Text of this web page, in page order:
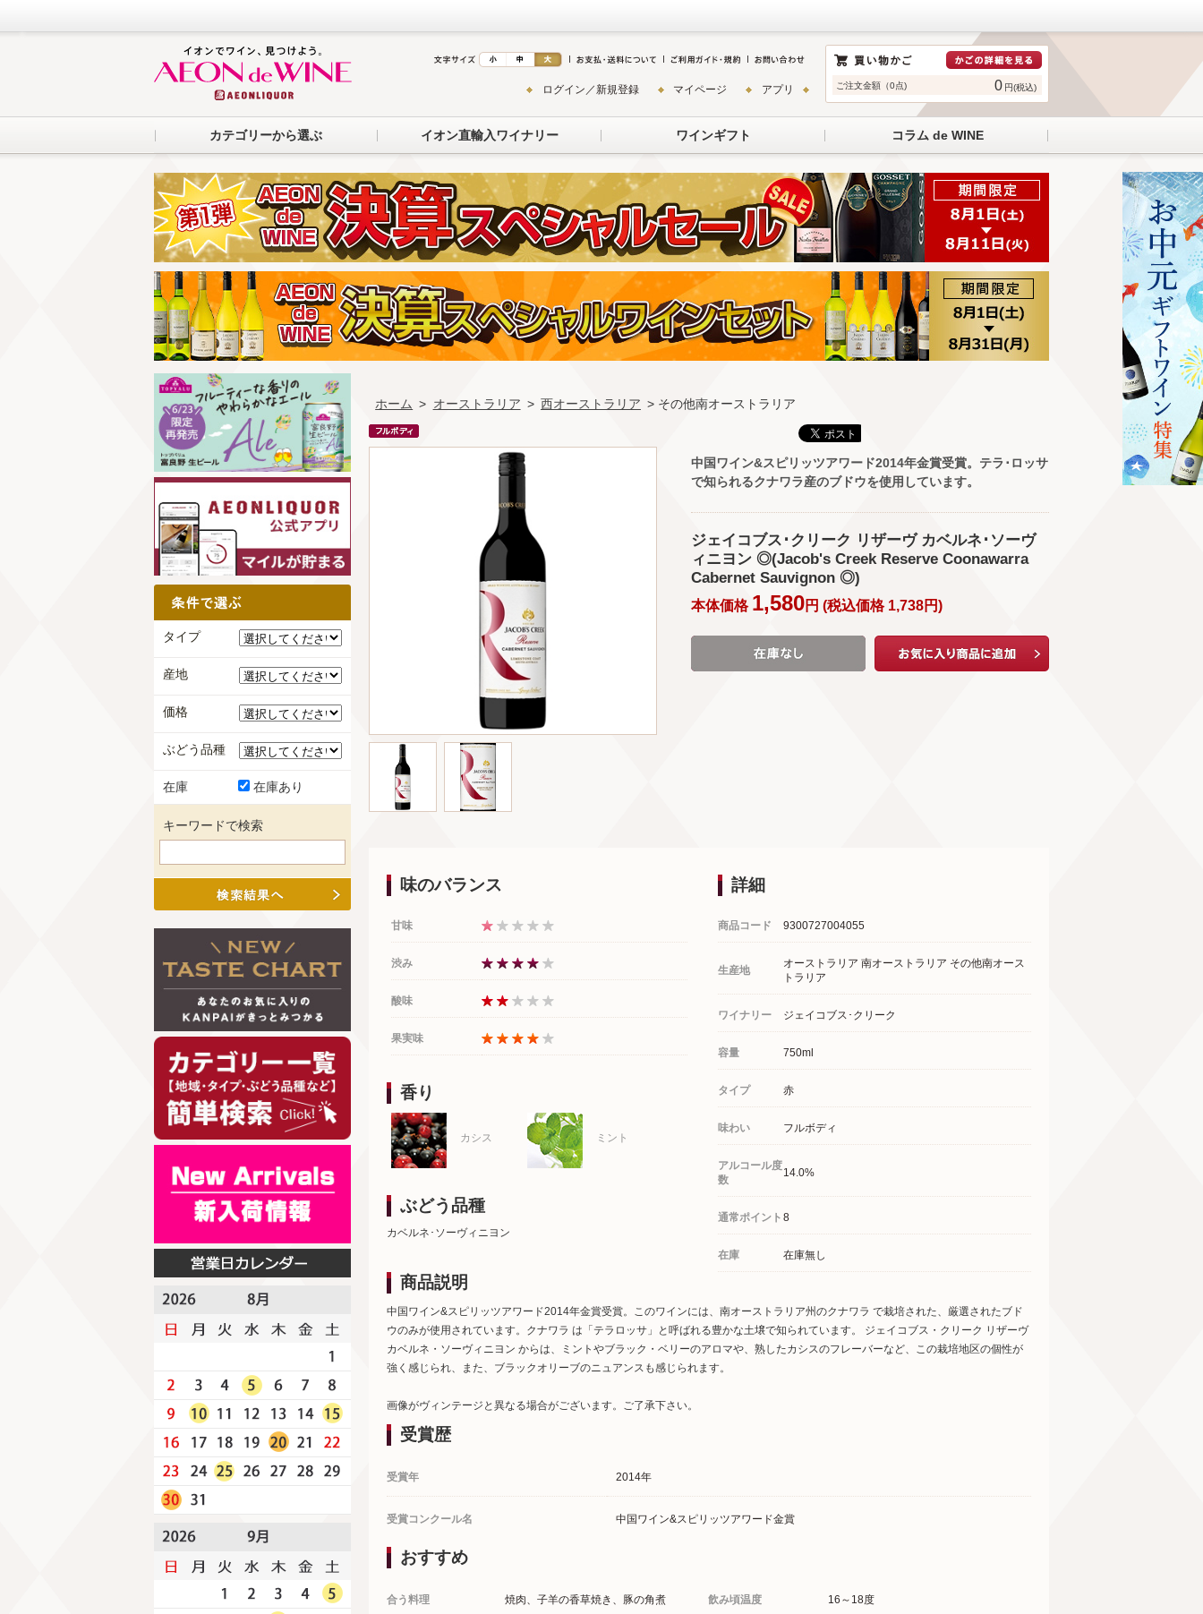
ご注文金額（0点) 0 円(税込)
ログイン／新規登録 マイページ アプリ
カテゴリーから選ぶ イオン直輸入ワイナリー ワインギフト コラム de WINE
ホーム > オーストラリア > 西オーストラリア > その他南オーストラリア
中国ワイン&スピリッツアワード2014年金賞受賞。テラ･ロッサ
で知られるクナワラ産のブドウを使用しています。
ジェイコブス･クリーク リザーヴ カベルネ･ソーヴ
ィニヨン ◎(Jacob's Creek Reserve Coonawarra
Cabernet Sauvignon ◎)
本体価格 1,580円 (税込価格 1,738円)
詳細
商品コード 9300727004055
生産地
オーストラリア 南オーストラリア その他南オース
トラリア
ワイナリー ジェイコブス･クリーク
容量 750ml
タイプ 赤
味わい フルボディ
アルコール度
数
14.0%
通常ポイント 8
在庫 在庫無し
味のバランス
甘味
渋み
酸味
果実味
香り
カシス ミント
ぶどう品種
カベルネ･ソーヴィニヨン
商品説明
中国ワイン&スピリッツアワード2014年金賞受賞。このワインには、南オーストラリア州のクナワラ で栽培された、厳選されたブド
ウのみが使用されています。クナワラ は「テラロッサ」と呼ばれる豊かな土壌で知られています。 ジェイコブス・クリーク リザーヴ
カベルネ・ソーヴィニヨン からは、ミントやブラック・ベリーのアロマや、熟したカシスのフレーバーなど、この栽培地区の個性が
強く感じられ、また、ブラックオリーブのニュアンスも感じられます。
画像がヴィンテージと異なる場合がございます。ご了承下さい。
受賞歴
受賞年 2014年
受賞コンクール名 中国ワイン&スピリッツアワード金賞
おすすめ
合う料理 焼肉、子羊の香草焼き、豚の角煮 飲み頃温度 16～18度
タイプ
産地
価格
ぶどう品種
在庫 在庫あり
キーワードで検索